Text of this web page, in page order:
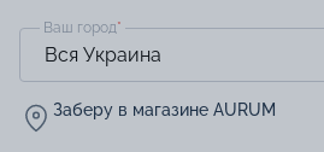
Ваш город*
Заберу в магазине AURUM